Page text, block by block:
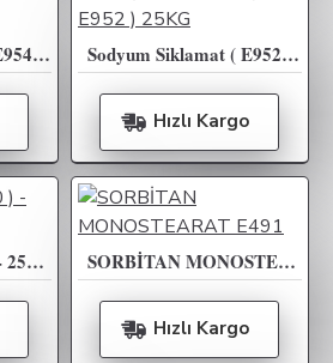
Sodyum Sakkarin ( E954 ) 25KG Sodyum Siklamat ( E952 ) 25KG
Hızlı Kargo
Sorbik Asit ( E200 ) - 25KG SORBİTAN MONOSTEARAT E491
Hızlı Kargo